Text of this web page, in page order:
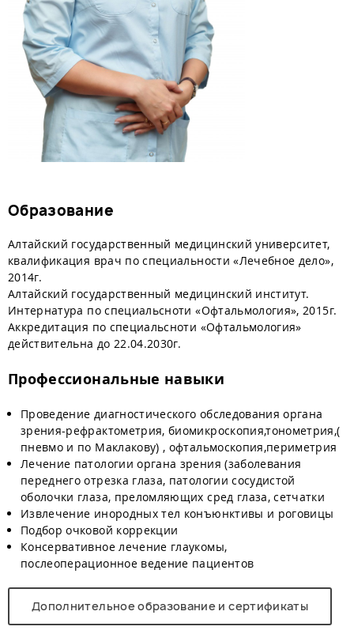
Образование
Алтайский государственный медицинский университет,
квалификация врач по специальности «Лечебное дело»,
2014г.
Алтайский государственный медицинский институт.
Интернатура по специальсноти «Офтальмология», 2015г.
Аккредитация по специальсноти «Офтальмология»
действительна до 22.04.2030г.
Профессиональные навыки
Проведение диагностического обследования органа
зрения-рефрактометрия, биомикроскопия,тонометрия,(
пневмо и по Маклакову) , офтальмоскопия,периметрия
Лечение патологии органа зрения (заболевания
переднего отрезка глаза, патологии сосудистой
оболочки глаза, преломляющих сред глаза, сетчатки
Извлечение инородных тел конъюнктивы и роговицы
Подбор очковой коррекции
Консервативное лечение глаукомы,
послеоперационное ведение пациентов
Дополнительное образование и сертификаты